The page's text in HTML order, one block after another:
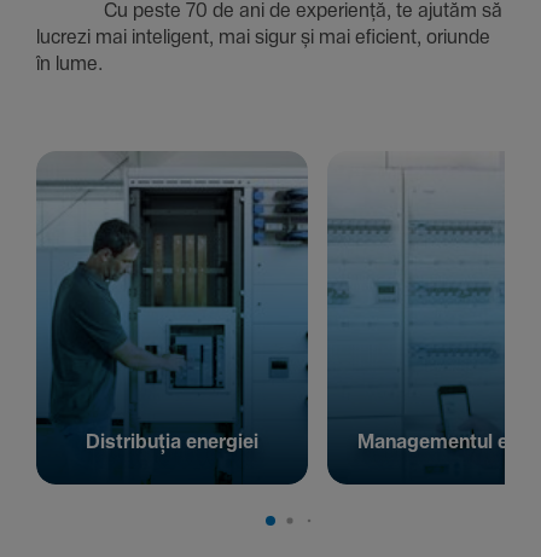
Cu peste 70 de ani de expe­riență, te ajutăm să
lucrezi mai inte­li­gent, mai sigur și mai eficient, oriunde
în lume.
Distribuția energiei Managementul